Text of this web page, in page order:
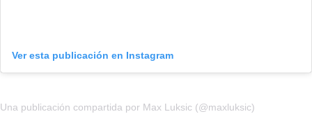
Ver esta publicación en Instagram
Una publicación compartida por Max Luksic (@maxluksic)